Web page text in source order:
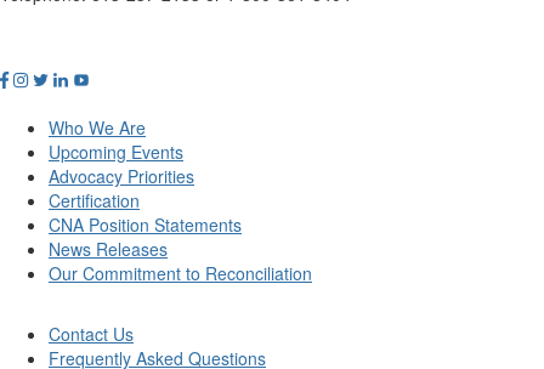
Who We Are
Upcoming Events
Advocacy Priorities
Certification
CNA Position Statements
News Releases
Our Commitment to Reconciliation
Contact Us
Frequently Asked Questions